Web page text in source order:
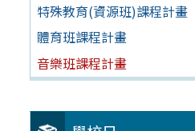
特殊教育(資源班)課程計畫
體育班課程計畫
音樂班課程計畫